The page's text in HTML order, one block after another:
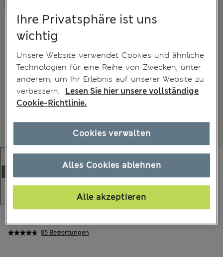
85 Bewertungen
Ihre Privatsphäre ist uns
wichtig
Unsere Website verwendet Cookies und ähnliche
Technologien für eine Reihe von Zwecken, unter
anderem, um Ihr Erlebnis auf unserer Website zu
verbessern.
Lesen Sie hier unsere vollständige
Cookie-Richtlinie.
Alles Cookies ablehnen
Alle akzeptieren
Cookies verwalten